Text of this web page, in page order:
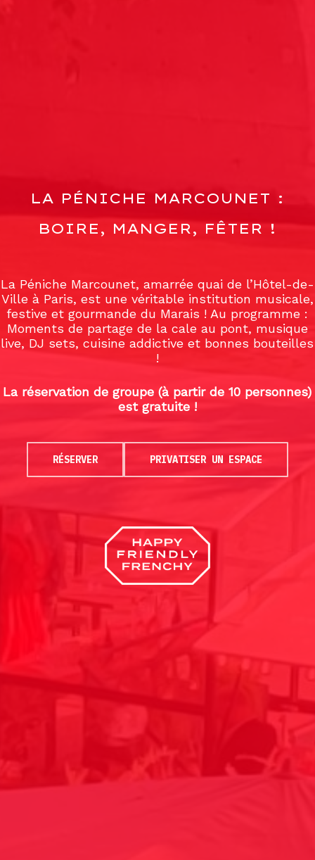
LA PÉNICHE MARCOUNET :
BOIRE, MANGER, FÊTER !
La Péniche Marcounet, amarrée quai de l’Hôtel-de-
Ville à Paris, est une véritable institution musicale,
festive et gourmande du Marais ! Au programme :
Moments de partage de la cale au pont, musique
live, DJ sets, cuisine addictive et bonnes bouteilles
!
La réservation de groupe (à partir de 10 personnes)
est gratuite !
RÉSERVER PRIVATISER UN ESPACE